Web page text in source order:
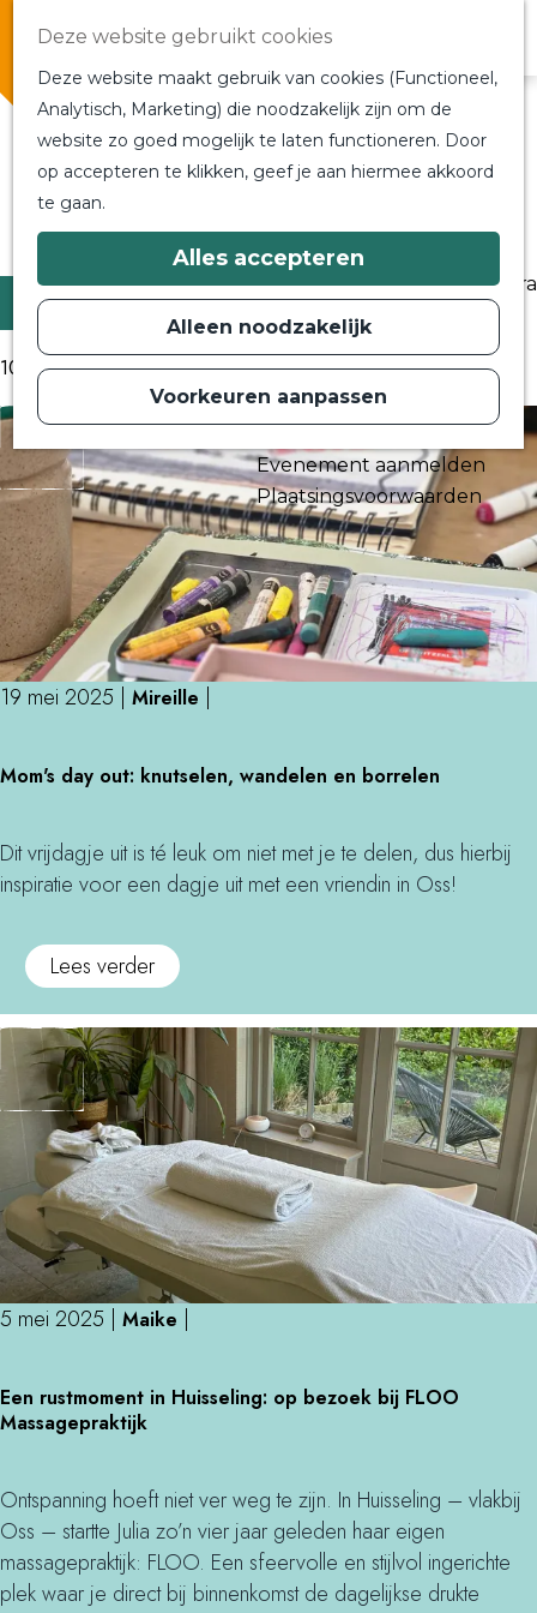
Deze website gebruikt cookies
Deze website maakt gebruik van cookies (Functioneel,
Analytisch, Marketing) die noodzakelijk zijn om de
website zo goed mogelijk te laten functioneren. Door
op accepteren te klikken, geef je aan hiermee akkoord
te gaan.
Alles accepteren
Alleen noodzakelijk
Voorkeuren aanpassen
a
a
a
d
h
o
e
p
a
g
e
In de buurt
Bij ons om de hoek
Alle blogs en vlogs
Ontmoet de bloggers
Plan je bezoek
Toeristische Informatiecentra
Bereikbaarheid
Routes
Evenement aanmelden
Plaatsingsvoorwaarden
Alle blogs en vlogs
Filter
10 t/m 18 van 170 resultaten
Mom's day out: knutselen, wandelen en borrelen
19 mei 2025 | Mireille |
o
'
s
u
t
t
s
e
l
,
w
n
d
e
l
Dit vrijdagje uit is té leuk om niet met je te delen, dus hierbij
inspiratie voor een dagje uit met een vriendin in Oss!
Lees verdero
v
e
r
M
o
m
'
s
d
a
y
t
n
u
t
s
Een rustmoment in Huisseling: op bezoek bij FLOO
Massagepraktijk
5 mei 2025 | Maike |
e
n
u
s
t
m
Ontspanning hoeft niet ver weg te zijn. In Huisseling – vlakbij
Oss – startte Julia zo’n vier jaar geleden haar eigen
massagepraktijk: FLOO. Een sfeervolle en stijlvol ingerichte
plek waar je direct bij binnenkomst de dagelijkse drukte